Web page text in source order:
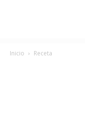
Inicio Receta